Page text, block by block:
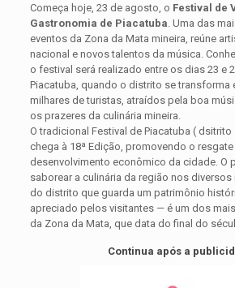
Começa hoje, 23 de agosto, o Festival de
Gastronomia de Piacatuba . Uma das
eventos da Zona da Mata mineira, reúne
nacional e novos talentos da música.
o festival será realizado entre os dias 23 e
Piacatuba, quando o distrito se transforma
milhares de turistas, atraídos pela boa
os prazeres da culinária mineira.
O tradicional Festival de Piacatuba (
chega à 18ª Edição, promovendo o
desenvolvimento econômico da cidade. O
saborear a culinária da região nos diversos
do distrito que guarda um patrimônio
apreciado pelos visitantes — é um dos
da Zona da Mata, que data do final do
Continua após a